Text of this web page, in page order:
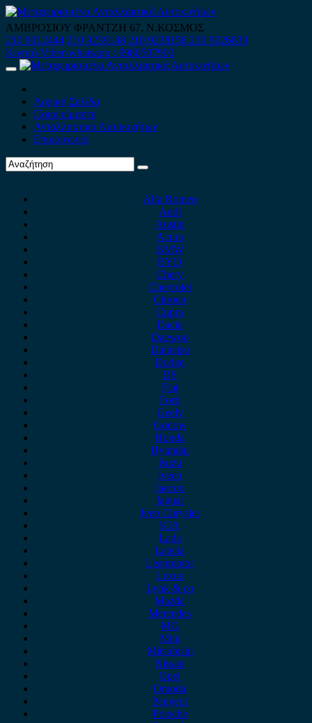
Skip
to
content
ΑΜΒΡΟΣΙΟΥ ΦΡΑΝΤΖΗ 67, Ν.ΚΟΣΜΟΣ
210 9012444 210 9239148 210 9238158 210 9026839
Κινητό-Viber-whatsapp : 6980507900
Primary
Αρχική Σελίδα
Ποιοί είμαστε
Ανταλλακτικά Αυτοκινήτων
Επικοινωνία
Alfa Romeo
Audi
Austin
Acura
BMW
BYD
Chery
Chevrolet
Citroen
Cupra
Dacia
Daewoo
Daihatsu
Dodge
DS
Fiat
Ford
Geely
Gonow
Honda
Hyundai
Isuzu
iveco
Jaecoo
Jaguar
Jeep Chrysler
KIA
Lada
Lancia
Leapmotor
Lexus
Lynk & co
Mazda
Mercedes
MG
Mini
Mitsubishi
Nissan
Opel
Omoda
Peugeot
Porsche